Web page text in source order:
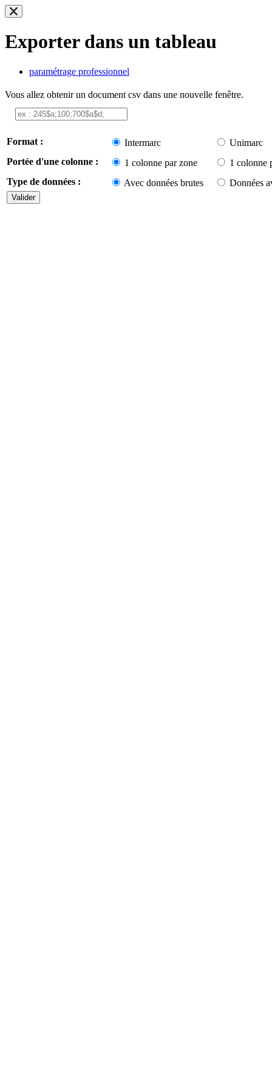
Exporter dans un tableau
paramétrage professionnel
Vous allez obtenir un document csv dans une nouvelle fenêtre.
Format : Intermarc
Unimarc
Portée d'une colonne :
1 colonne par zone
1 colonne
Type de données :
Avec données brutes Données